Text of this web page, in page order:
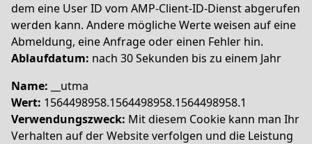
dem eine User ID vom AMP-Client-ID-Dienst abgerufen
werden kann. Andere mögliche Werte weisen auf eine
Abmeldung, eine Anfrage oder einen Fehler hin.
Ablaufdatum: nach 30 Sekunden bis zu einem Jahr
Name: __utma
Wert: 1564498958.1564498958.1564498958.1
Verwendungszweck: Mit diesem Cookie kann man Ihr
Verhalten auf der Website verfolgen und die Leistung